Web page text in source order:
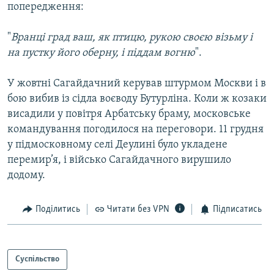
попередження:
"Вранці град ваш, як птицю, рукою своєю візьму і
на пустку його оберну, і піддам вогню".
У жовтні Сагайдачний керував штурмом Москви і в
бою вибив із сідла воєводу Бутурліна. Коли ж козаки
висадили у повітря Арбатську браму, московське
командування погодилося на переговори. 11 грудня
у підмосковному селі Деулині було укладене
перемир’я, і військо Сагайдачного вирушило
додому.
Поділитись Читати без VPN Підписатись
Суспільство